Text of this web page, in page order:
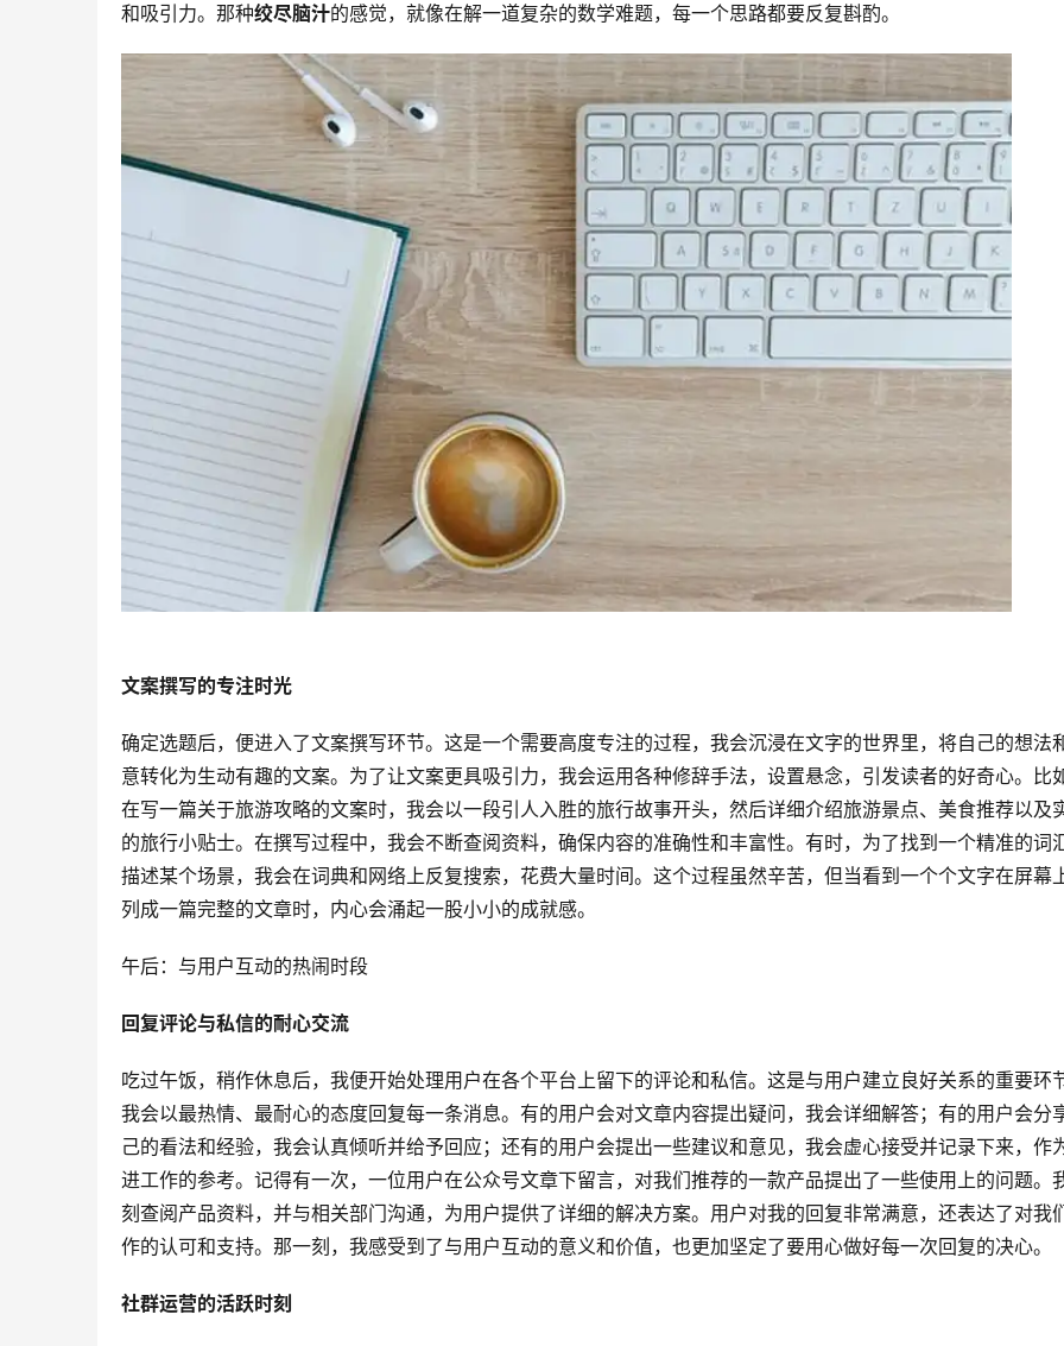
和吸引力。那种绞尽脑汁的感觉，就像在解一道复杂的数学难题，每一个思路都要反复斟酌。
文案撰写的专注时光
确定选题后，便进入了文案撰写环节。这是一个需要高度专注的过程，我会沉浸在文字的世界里，将自己的想法
意转化为生动有趣的文案。为了让文案更具吸引力，我会运用各种修辞手法，设置悬念，引发读者的好奇心。比如
在写一篇关于旅游攻略的文案时，我会以一段引人入胜的旅行故事开头，然后详细介绍旅游景点、美食推荐以及
的旅行小贴士。在撰写过程中，我会不断查阅资料，确保内容的准确性和丰富性。有时，为了找到一个精准的词
描述某个场景，我会在词典和网络上反复搜索，花费大量时间。这个过程虽然辛苦，但当看到一个个文字在屏幕
列成一篇完整的文章时，内心会涌起一股小小的成就感。
午后：与用户互动的热闹时段
回复评论与私信的耐心交流
吃过午饭，稍作休息后，我便开始处理用户在各个平台上留下的评论和私信。这是与用户建立良好关系的重要环节
我会以最热情、最耐心的态度回复每一条消息。有的用户会对文章内容提出疑问，我会详细解答；有的用户会分
己的看法和经验，我会认真倾听并给予回应；还有的用户会提出一些建议和意见，我会虚心接受并记录下来，作
进工作的参考。记得有一次，一位用户在公众号文章下留言，对我们推荐的一款产品提出了一些使用上的问题。
刻查阅产品资料，并与相关部门沟通，为用户提供了详细的解决方案。用户对我的回复非常满意，还表达了对我
作的认可和支持。那一刻，我感受到了与用户互动的意义和价值，也更加坚定了要用心做好每一次回复的决心。
社群运营的活跃时刻